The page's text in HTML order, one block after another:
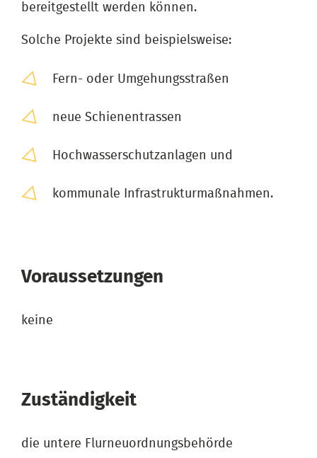
bereitgestellt werden können.
Solche Projekte sind beispielsweise:
Fern- oder Umgehungsstraßen
neue Schienentrassen
Hochwasserschutzanlagen und
kommunale Infrastrukturmaßnahmen.
Voraussetzungen
keine
Zuständigkeit
die untere Flurneuordnungsbehörde